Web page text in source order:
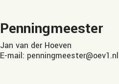
Penningmeester
Jan van der Hoeven
E-mail: penningmeester@oev1.nl